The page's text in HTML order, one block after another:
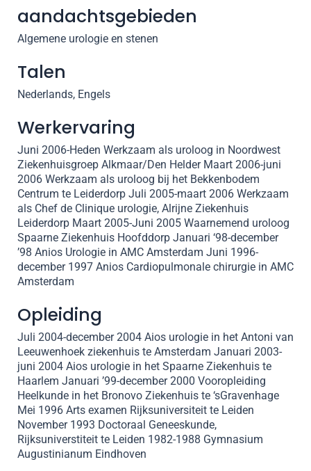
aandachtsgebieden
Algemene urologie en stenen
Talen
Nederlands, Engels
Werkervaring
Juni 2006-Heden Werkzaam als uroloog in Noordwest
Ziekenhuisgroep Alkmaar/Den Helder Maart 2006-juni
2006 Werkzaam als uroloog bij het Bekkenbodem
Centrum te Leiderdorp Juli 2005-maart 2006 Werkzaam
als Chef de Clinique urologie, Alrijne Ziekenhuis
Leiderdorp Maart 2005-Juni 2005 Waarnemend uroloog
Spaarne Ziekenhuis Hoofddorp Januari ‘98-december
’98 Anios Urologie in AMC Amsterdam Juni 1996-
december 1997 Anios Cardiopulmonale chirurgie in AMC
Amsterdam
Opleiding
Juli 2004-december 2004 Aios urologie in het Antoni van
Leeuwenhoek ziekenhuis te Amsterdam Januari 2003-
juni 2004 Aios urologie in het Spaarne Ziekenhuis te
Haarlem Januari ’99-december 2000 Vooropleiding
Heelkunde in het Bronovo Ziekenhuis te ‘sGravenhage
Mei 1996 Arts examen Rijksuniversiteit te Leiden
November 1993 Doctoraal Geneeskunde,
Rijksuniverstiteit te Leiden 1982-1988 Gymnasium
Augustinianum Eindhoven